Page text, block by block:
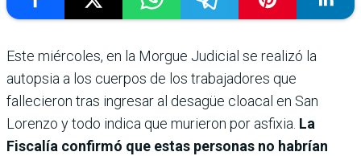
Este miércoles, en la Morgue Judicial se realizó la
autopsia a los cuerpos de los trabajadores que
fallecieron tras ingresar al desagüe cloacal en San
Lorenzo y todo indica que murieron por asfixia. La
Fiscalía confirmó que estas personas no habrían